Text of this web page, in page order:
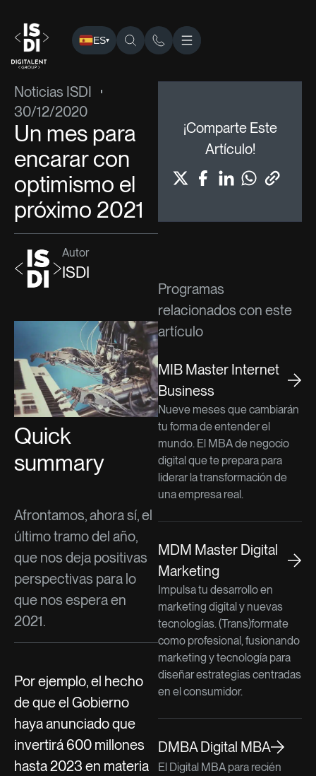
ES▾
ISDI› ›Noticias ISDI› Un mes para encarar con
Noticias ISDI
30/12/2020
Un mes para
encarar con
optimismo el
próximo 2021
Autor
ISDI
Quick
summary
Afrontamos, ahora sí, el
último tramo del año,
que nos deja positivas
perspectivas para lo
que nos espera en
2021.
Por ejemplo, el hecho
de que el Gobierno
haya anunciado que
invertirá 600 millones
hasta 2023 en materia
¡Comparte Este
Artículo!
Programas
relacionados con este
artículo
MIB Master Internet
Business
Nueve meses que cambiarán
tu forma de entender el
mundo. El MBA de negocio
digital que te prepara para
liderar la transformación de
una empresa real.
MDM Master Digital
Marketing
Impulsa tu desarrollo en
marketing digital y nuevas
tecnologías. (Trans)formate
como profesional, fusionando
marketing y tecnología para
diseñar estrategias centradas
en el consumidor.
DMBA Digital MBA
El Digital MBA para recién